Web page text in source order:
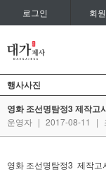
로그인 회
행사사진
영화 조선명탐정3 제작고
운영자 | 2017-08-11 |
영화 조선명탐정3 제작고